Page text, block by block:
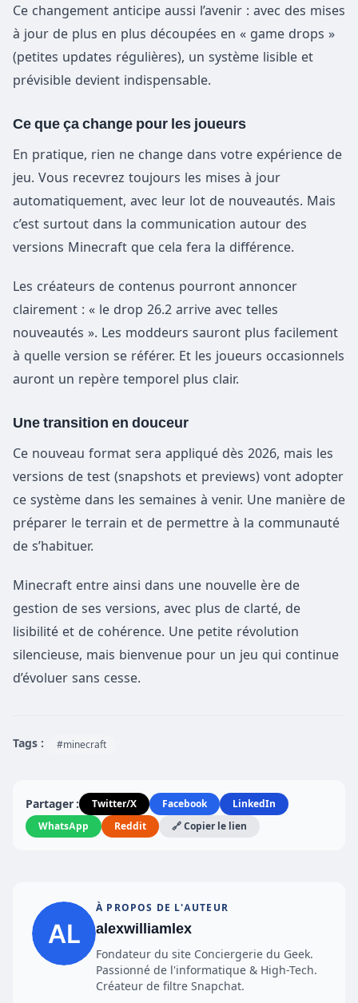
Ce changement anticipe aussi l’avenir : avec des mises
à jour de plus en plus découpées en « game drops »
(petites updates régulières), un système lisible et
prévisible devient indispensable.
Ce que ça change pour les joueurs
En pratique, rien ne change dans votre expérience de
jeu. Vous recevrez toujours les mises à jour
automatiquement, avec leur lot de nouveautés. Mais
c’est surtout dans la communication autour des
versions Minecraft que cela fera la différence.
Les créateurs de contenus pourront annoncer
clairement : « le drop 26.2 arrive avec telles
nouveautés ». Les moddeurs sauront plus facilement
à quelle version se référer. Et les joueurs occasionnels
auront un repère temporel plus clair.
Une transition en douceur
Ce nouveau format sera appliqué dès 2026, mais les
versions de test (snapshots et previews) vont adopter
ce système dans les semaines à venir. Une manière de
préparer le terrain et de permettre à la communauté
de s’habituer.
Minecraft entre ainsi dans une nouvelle ère de
gestion de ses versions, avec plus de clarté, de
lisibilité et de cohérence. Une petite révolution
silencieuse, mais bienvenue pour un jeu qui continue
d’évoluer sans cesse.
Tags : #minecraft
Partager : Twitter/X Facebook
LinkedIn
WhatsApp
Reddit 🔗 Copier le lien
À PROPOS DE L'AUTEUR
alexwilliamlex
Fondateur du site Conciergerie du Geek.
Passionné de l'informatique & High-Tech.
Créateur de filtre Snapchat.